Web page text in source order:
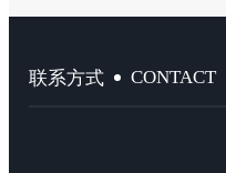
联系方式 CONTACT